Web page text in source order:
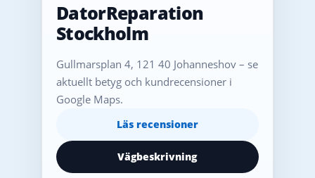
DatorReparation
Stockholm
Gullmarsplan 4, 121 40 Johanneshov – se
aktuellt betyg och kundrecensioner i
Google Maps.
Läs recensioner
Vägbeskrivning